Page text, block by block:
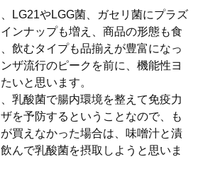
LG21やLGG菌、ガセリ菌にプラズ
ンナップも増え、商品の形態も食
飲むタイプも品揃えが豊富になっ
ザ流行のピークを前に、機能性ヨ
いと思います。
乳酸菌で腸内環境を整えて免疫力
を予防するということなので、も
買えなかった場合は、味噌汁と漬
んで乳酸菌を摂取しようと思いま